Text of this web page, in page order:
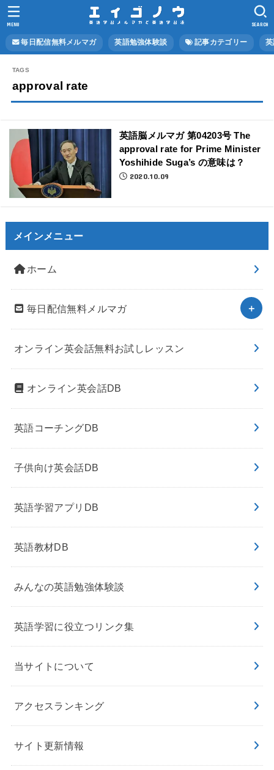
毎日配信無料メルマガ 英語勉強体験談 記事カテゴリー
SEARCH
MENU
approval rate
英語脳メルマガ 第04203号 The
approval rate for Prime Minister
Yoshihide Suga’s の意味は？
2020.10.09
メインメニュー
ホーム
毎日配信無料メルマガ
オンライン英会話無料お試しレッスン
オンライン英会話DB
英語コーチングDB
子供向け英会話DB
英語学習アプリDB
英語教材DB
みんなの英語勉強体験談
英語学習に役立つリンク集
当サイトについて
アクセスランキング
サイト更新情報